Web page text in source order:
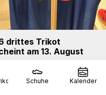
Schuhe Kalender
drittes Trikot
am 13. August